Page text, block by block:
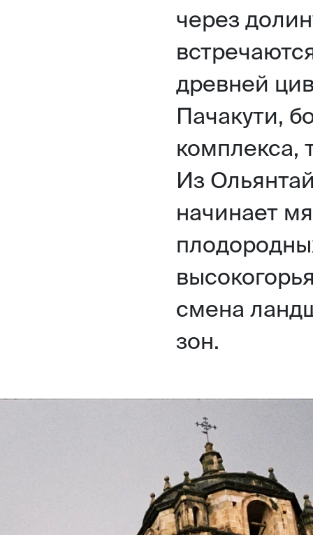
через
древней
Пачакути,
комплекса,
Из
начинает
смена
зон.